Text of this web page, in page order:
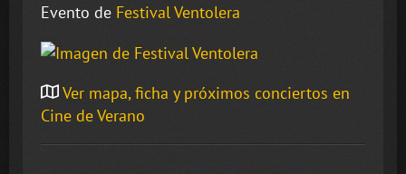
Evento de Festival Ventolera
Ver mapa, ficha y próximos conciertos en
Cine de Verano